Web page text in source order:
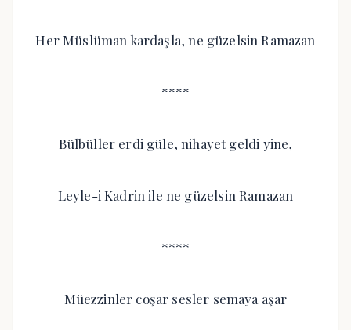
Her Müslüman kardaşla, ne güzelsin Ramazan
****
Bülbüller erdi güle, nihayet geldi yine,
Leyle-i Kadrin ile ne güzelsin Ramazan
****
Müezzinler coşar sesler semaya aşar